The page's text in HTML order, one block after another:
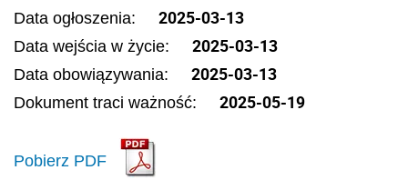
Data ogłoszenia: 2025-03-13
Data wejścia w życie: 2025-03-13
Data obowiązywania: 2025-03-13
Dokument traci ważność: 2025-05-19
Pobierz PDF